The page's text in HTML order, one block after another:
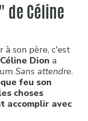
de Céline
à son père, c'est
Céline Dion a
Sans attendre.
feu son
choses
accomplir avec